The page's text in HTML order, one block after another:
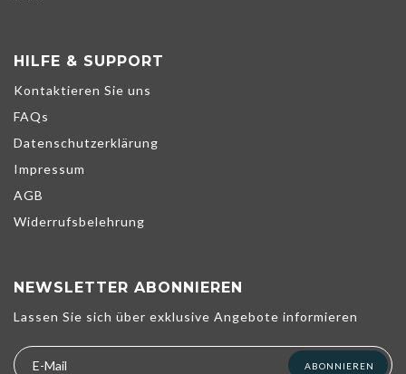
HILFE & SUPPORT
Kontaktieren Sie uns
FAQs
Datenschutzerklärung
Impressum
AGB
Widerrufsbelehrung
NEWSLETTER ABONNIEREN
Lassen Sie sich über exklusive Angebote informieren
ABONNIEREN
Wir verwenden Cookies, um unsere Dienste zu verbessern,
persönliche Angebote zu unterbreiten und Ihr Erlebnis zu
optimieren. Wenn Sie die unten aufgeführten optionalen Cookies
nicht akzeptieren, kann dies Ihr Erlebnis beeinträchtigen. Weitere